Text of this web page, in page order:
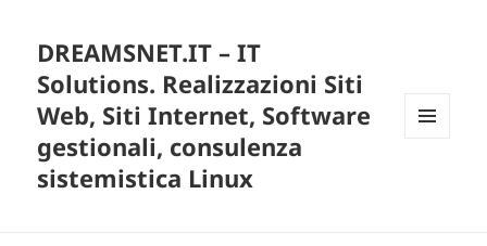
DREAMSNET.IT – IT
Solutions. Realizzazioni Siti
Web, Siti Internet, Software
gestionali, consulenza
sistemistica Linux